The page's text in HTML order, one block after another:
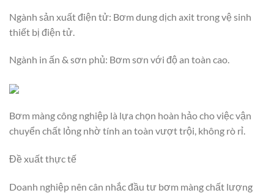
Ngành sản xuất điện tử: Bơm dung dịch axit trong vệ sinh
thiết bị điện tử.
Ngành in ấn & sơn phủ: Bơm sơn với độ an toàn cao.
Bơm màng công nghiệp là lựa chọn hoàn hảo cho việc vận
chuyển chất lỏng nhờ tính an toàn vượt trội, không rò rỉ.
Đề xuất thực tế
Doanh nghiệp nên cân nhắc đầu tư bơm màng chất lượng